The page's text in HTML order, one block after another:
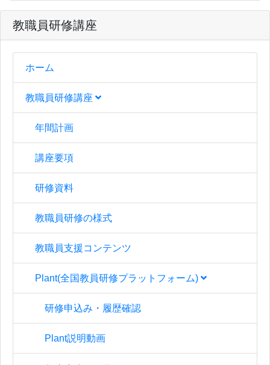
教職員研修講座
ホーム
教職員研修講座
年間計画
講座要項
研修資料
教職員研修の様式
教職員支援コンテンツ
Plant(全国教員研修プラットフォーム)
研修申込み・履歴確認
Plant説明動画